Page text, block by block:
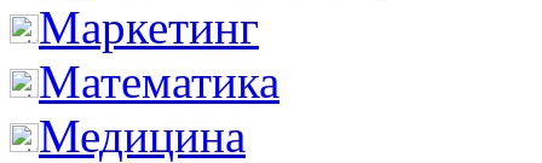
Маркетинг
Математика
Медицина